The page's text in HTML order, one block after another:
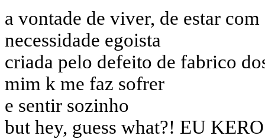
a vontade de viver, de estar
necessidade egoista
criada pelo defeito de fabrico
mim k me faz sofrer
e sentir sozinho
but hey, guess what?! EU